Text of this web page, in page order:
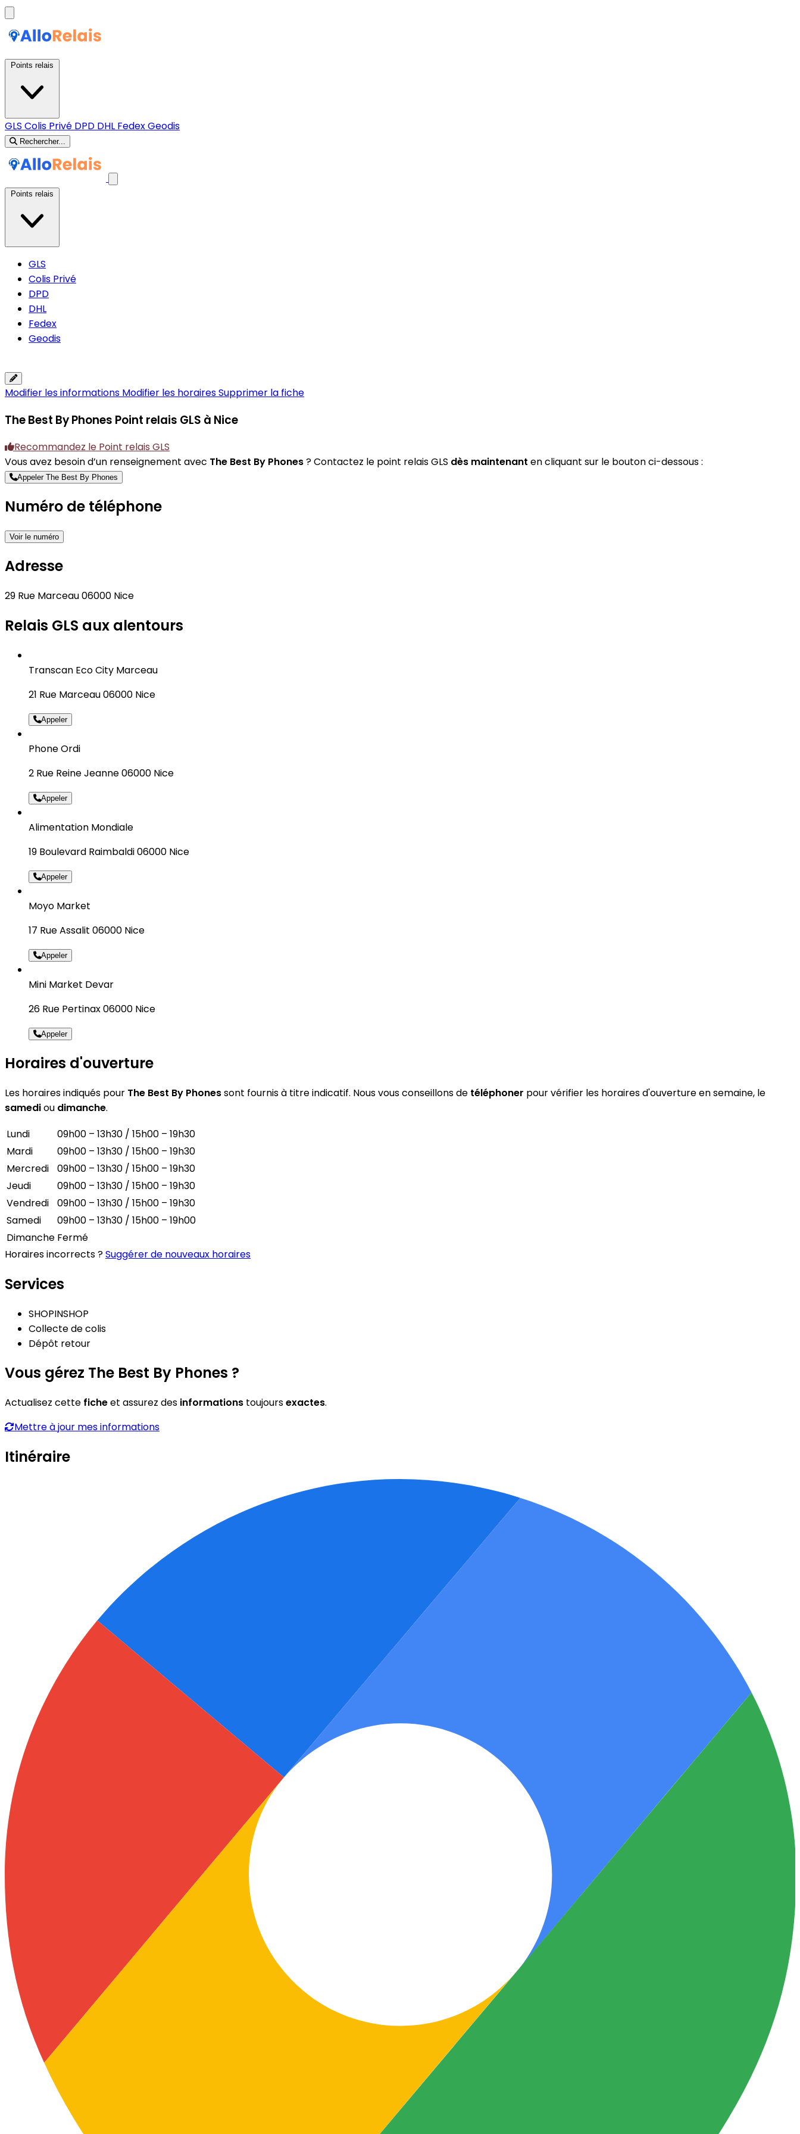
GLS Colis Privé DPD DHL FedexGeodis
Rechercher...
GLS
Colis Privé
DPD
DHL
Fedex
Geodis
Modifier les informations Modifier les horairesSupprimer la fiche
The Best By Phones Point relais GLS à Nice
Recommandez le Point relais GLS
Vous avez besoin d’un renseignement avec The Best By Phones? Contactez le point relais GLS dès maintenant en cliquant sur le bouton ci-dessous :
Appeler The Best By Phones
Numéro de téléphone
Voir le numéro
Adresse
29 Rue Marceau 06000 Nice
Relais GLS aux alentours
Transcan Eco City Marceau
21 Rue Marceau 06000 Nice
Appeler
Phone Ordi
2 Rue Reine Jeanne 06000 Nice
Appeler
Alimentation Mondiale
19 Boulevard Raimbaldi 06000 Nice
Appeler
Moyo Market
17 Rue Assalit 06000 Nice
Appeler
Mini Market Devar
26 Rue Pertinax 06000 Nice
Appeler
Horaires d'ouverture
Les horaires indiqués pour The Best By Phonessont fournis à titre indicatif. Nous vous conseillons de téléphoner pour vérifier les horaires d'ouverture en semaine, le
samediou dimanche.
Lundi
09h00 – 13h30 / 15h00 – 19h30
Mardi
09h00 – 13h30 / 15h00 – 19h30
Mercredi
09h00 – 13h30 / 15h00 – 19h30
Jeudi
09h00 – 13h30 / 15h00 – 19h30
Vendredi
09h00 – 13h30 / 15h00 – 19h30
Samedi
09h00 – 13h30 / 15h00 – 19h00
Dimanche Fermé
Horaires incorrects ?Suggérer de nouveaux horaires
Services
SHOPINSHOP
Collecte de colis
Dépôt retour
Vous gérez The Best By Phones ?
Actualisez cette ficheet assurez des informations toujoursexactes.
Mettre à jour mes informations
Itinéraire